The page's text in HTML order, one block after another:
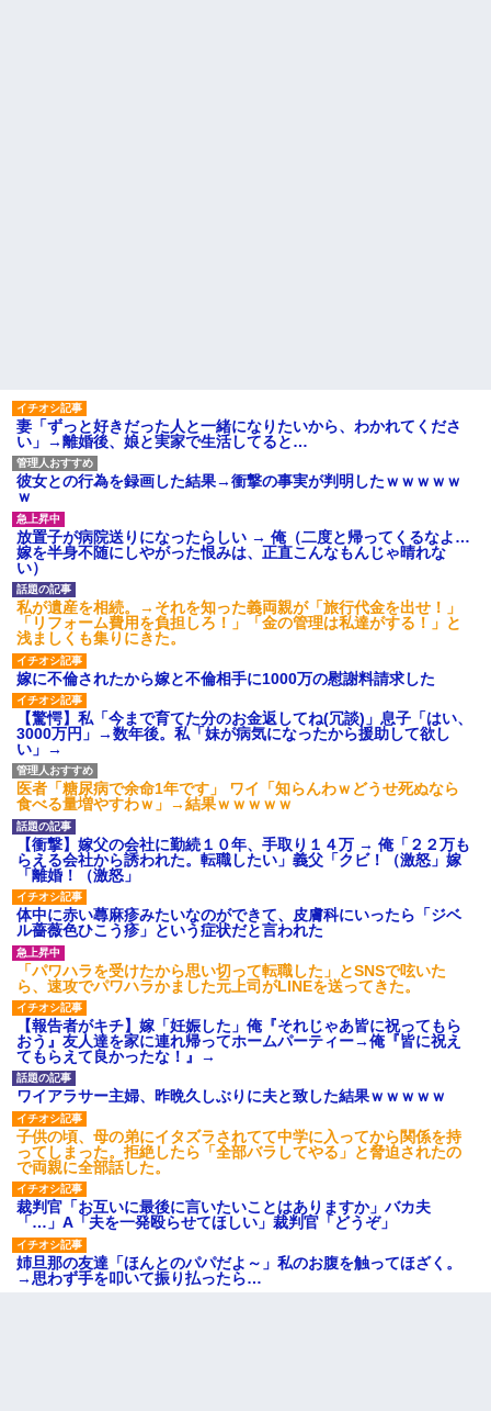
妻「ずっと好きだった人と一緒になりたいから、わかれてくださ
い」→離婚後、娘と実家で生活してると…
彼女との行為を録画した結果→衝撃の事実が判明したｗｗｗｗｗ
ｗ
放置子が病院送りになったらしい → 俺（二度と帰ってくるなよ…
嫁を半身不随にしやがった恨みは、正直こんなもんじゃ晴れな
い）
私が遺産を相続。→それを知った義両親が「旅行代金を出せ！」
「リフォーム費用を負担しろ！」「金の管理は私達がする！」と
浅ましくも集りにきた。
嫁に不倫されたから嫁と不倫相手に1000万の慰謝料請求した
【驚愕】私「今まで育てた分のお金返してね(冗談)」息子「はい、
3000万円」→数年後。私「妹が病気になったから援助して欲し
い」→
医者「糖尿病で余命1年です」 ワイ「知らんわｗどうせ死ぬなら
食べる量増やすわｗ」→結果ｗｗｗｗｗ
【衝撃】嫁父の会社に勤続１０年、手取り１４万 → 俺「２２万も
らえる会社から誘われた。転職したい」義父「クビ！（激怒」嫁
「離婚！（激怒」
体中に赤い蕁麻疹みたいなのができて、皮膚科にいったら「ジベ
ル薔薇色ひこう疹」という症状だと言われた
「パワハラを受けたから思い切って転職した」とSNSで呟いた
ら、速攻でパワハラかました元上司がLINEを送ってきた。
【報告者がキチ】嫁「妊娠した」俺『それじゃあ皆に祝ってもら
おう』友人達を家に連れ帰ってホームパーティー→俺『皆に祝え
てもらえて良かったな！』→
ワイアラサー主婦、昨晩久しぶりに夫と致した結果ｗｗｗｗｗ
子供の頃、母の弟にイタズラされてて中学に入ってから関係を持
ってしまった。拒絶したら「全部バラしてやる」と脅迫されたの
で両親に全部話した。
裁判官「お互いに最後に言いたいことはありますか」バカ夫
「…」A「夫を一発殴らせてほしい」裁判官「どうぞ」
姉旦那の友達「ほんとのパパだよ～」私のお腹を触ってほざく。
→思わず手を叩いて振り払ったら…